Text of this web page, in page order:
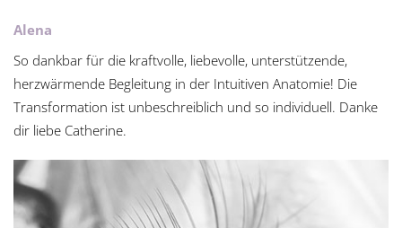
Alena
So dankbar für die kraftvolle, liebevolle, unterstützende,
herzwärmende Begleitung in der Intuitiven Anatomie! Die
Transformation ist unbeschreiblich und so individuell. Danke
dir liebe Catherine.